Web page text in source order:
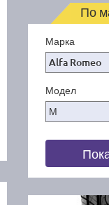
По
Марка
Модел